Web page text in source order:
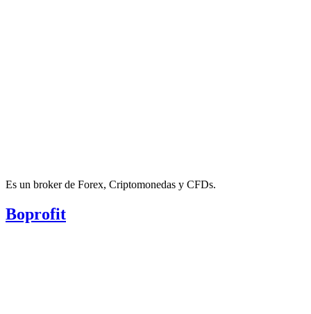
Es un broker de Forex, Criptomonedas y CFDs.
Boprofit